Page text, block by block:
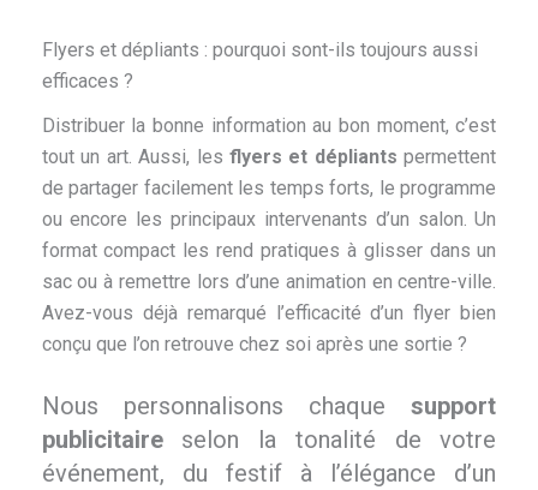
Flyers et dépliants : pourquoi sont-ils toujours aussi
efficaces ?
Distribuer la bonne information au bon moment, c’est
tout un art. Aussi, les flyers et dépliants permettent
de partager facilement les temps forts, le programme
ou encore les principaux intervenants d’un salon. Un
format compact les rend pratiques à glisser dans un
sac ou à remettre lors d’une animation en centre-ville.
Avez-vous déjà remarqué l’efficacité d’un flyer bien
conçu que l’on retrouve chez soi après une sortie ?
Nous personnalisons chaquesupport
publicitaireselon la tonalité de votre
événement, du festif à l’élégance d’un